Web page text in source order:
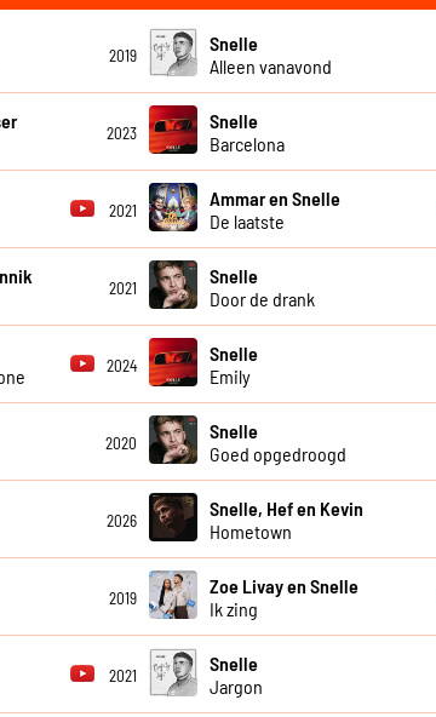
2019
Snelle
Alleen vanavond
2023
Snelle
Barcelona
2021
Ammar en Snelle
De laatste
2021
Snelle
Door de drank
2024
Snelle
Emily
2020
Snelle
Goed opgedroogd
2026
Snelle, Hef en Kevin
Hometown
2019
Zoe Livay en Snelle
Ik zing
2021
Snelle
Jargon